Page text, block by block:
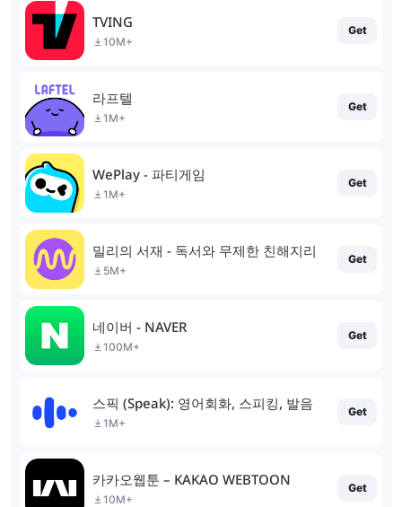
TVING
10M+
Get
라프텔
1M+
Get
WePlay - 파티게임
1M+
Get
밀리의 서재 - 독서와 무제한 친해지리
5M+
Get
네이버 - NAVER
100M+
Get
스픽 (Speak): 영어회화, 스피킹, 발음
1M+
Get
카카오웹툰 – KAKAO WEBTOON
10M+
Get